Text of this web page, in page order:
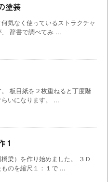
塗装
気なく使っているストラクチャ
辞書で調べてみ ...
板目紙を２枚重ねると丁度階
いになります。 ...
１
梁）を作り始めました。 ３Ｄ
ものを縮尺１：１で ...